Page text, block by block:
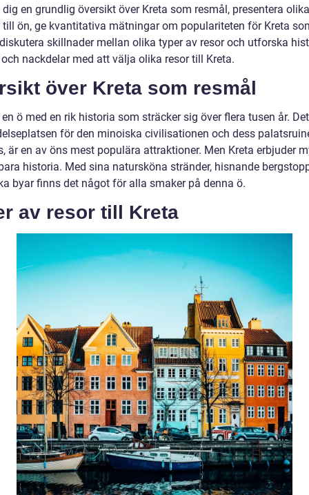
en grundlig översikt över Kreta som resmål, presentera
till ön, ge kvantitativa mätningar om populariteten för Kreta
skillnader mellan olika typer av resor och utforska
nackdelar med att välja olika resor till Kreta.
över Kreta som resmål
ö med en rik historia som sträcker sig över flera tusen år.
för den minoiska civilisationen och dess
är en av öns mest populära attraktioner. Men Kreta erbjuder
historia. Med sina natursköna stränder, hisnande
byar finns det något för alla smaker på denna ö.
av resor till Kreta